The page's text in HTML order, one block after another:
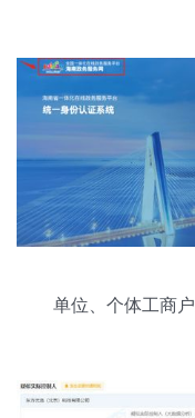
单位、个体工商